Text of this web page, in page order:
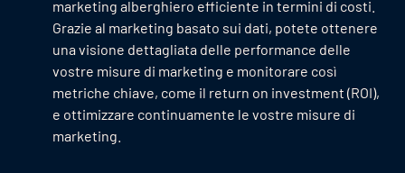
marketing alberghiero efficiente in termini di costi.
Grazie al marketing basato sui dati, potete ottenere
una visione dettagliata delle performance delle
vostre misure di marketing e monitorare così
metriche chiave, come il return on investment (ROI),
e ottimizzare continuamente le vostre misure di
marketing.